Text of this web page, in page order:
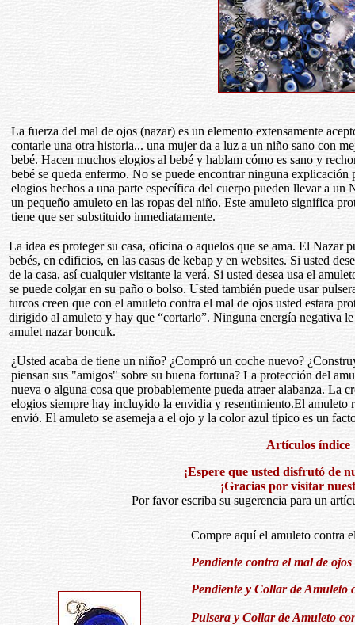
La fuerza del mal de ojos (nazar) es un elemento extensamente
contarle una otra historia... una mujer da a luz a un niño sano con
bebé. Hacen muchos elogios al bebé y hablam cómo es sano y
bebé se queda enfermo. No se puede encontrar ninguna
elogios hechos a una parte específica del cuerpo pueden llevar a un
un pequeño amuleto en las ropas del niño. Este amuleto significa
tiene que ser substituido inmediatamente.
La idea es proteger su casa, oficina o aquelos que se ama. El Nazar
bebés, en edificios, en las casas de kebap y en websites. Si usted
de la casa, así cualquier visitante la verá. Si usted desea usa el
se puede colgar en su paño o bolso. Usted también puede usar
turcos creen que con el amuleto contra el mal de ojos usted estara
dirigido al amuleto y hay que “cortarlo”. Ninguna energía negativa
amulet nazar boncuk.
¿Usted acaba de tiene un niño? ¿Compró un coche nuevo?
piensan sus "amigos" sobre su buena fortuna? La protección del
nueva o alguna cosa que probablemente pueda atraer alabanza. La
elogios siempre hay incluyido la envidia y resentimiento.El amuleto
envió. El amuleto se asemeja a el ojo y la color azul típico es un
Artículos índice
¡Espere que usted disfrutó de
¡Gracias por visitar
Por favor escriba su sugerencia para un
Compre aquí el amuleto contra
Pendiente contra el mal de ojos
Pendiente y Collar de Amuleto
Pulsera y Collar de Amuleto